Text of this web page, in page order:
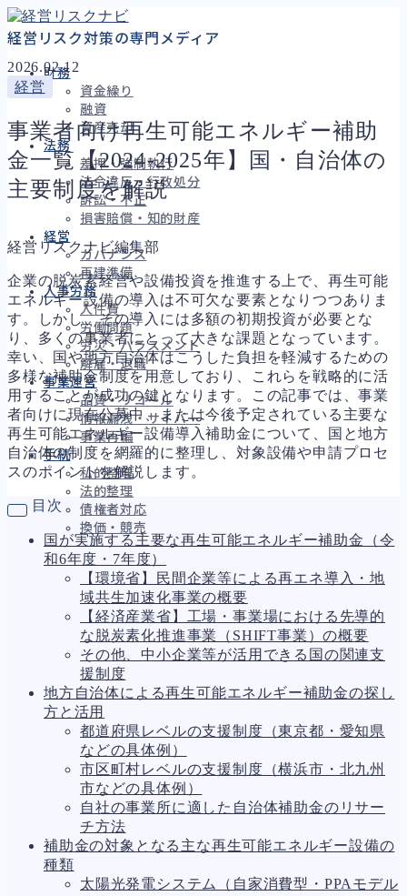
経営リスク対策の専門メディア
財務
資金繰り
融資
資産売却
法務
差押・強制執行
法令違反・行政処分
訴訟・不正
損害賠償・知的財産
経営
ガバナンス
再建準備
人事労務
人件費
労働問題
労災・ハラスメント
解雇・退職
事業運営
品質・リコール
情報漏洩・サイバー
事業再編
手続
私的整理
法的整理
債権者対応
換価・競売
663
資金繰り192
融資278
資産売却193
1,099
差押・強制執行227
法令違反・行政処分
訴訟・不正283
損害賠償・知的財産
経営 157
ガバナンス90
再建準備67
人事労務562
人件費20
労災・ハラスメント
145
2026.02.12
経営
事業者向け再生可能エネルギー補助
金一覧【2024-2025年】国・自治体の
主要制度を解説
経営リスクナビ編集部
企業の脱炭素経営や設備投資を推進する上で、再生可能
エネルギー設備の導入は不可欠な要素となりつつありま
す。しかし、その導入には多額の初期投資が必要とな
り、多くの事業者にとって大きな課題となっています。
幸い、国や地方自治体はこうした負担を軽減するための
多様な補助金制度を用意しており、これらを戦略的に活
用することが成功の鍵となります。この記事では、事業
者向けに現在公募中、または今後予定されている主要な
再生可能エネルギー設備導入補助金について、国と地方
自治体の制度を網羅的に整理し、対象設備や申請プロセ
スのポイントを解説します。
目次
国が実施する主要な再生可能エネルギー補助金（令
和6年度・7年度）
【環境省】民間企業等による再エネ導入・地
域共生加速化事業の概要
【経済産業省】工場・事業場における先導的
な脱炭素化推進事業（SHIFT事業）の概要
その他、中小企業等が活用できる国の関連支
援制度
地方自治体による再生可能エネルギー補助金の探し
方と活用
都道府県レベルの支援制度（東京都・愛知県
などの具体例）
市区町村レベルの支援制度（横浜市・北九州
市などの具体例）
自社の事業所に適した自治体補助金のリサー
チ方法
補助金の対象となる主な再生可能エネルギー設備の
種類
太陽光発電システム（自家消費型・PPAモデル